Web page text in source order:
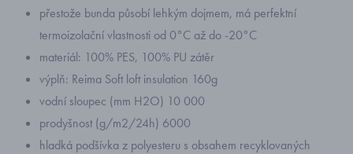
přestože bunda působí lehkým dojmem, má perfektní
termoizolační vlastnosti od 0°C až do -20°C
materiál: 100% PES, 100% PU zátěr
výplň: Reima Soft loft insulation 160g
vodní sloupec (mm H2O) 10 000
prodyšnost (g/m2/24h) 6000
hladká podšívka z polyesteru s obsahem recyklovaných